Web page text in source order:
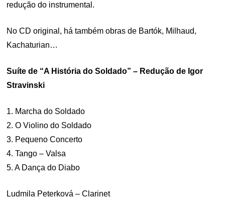
redução do instrumental.
No CD original, há também obras de Bartók, Milhaud,
Kachaturian…
Suíte de “A História do Soldado” – Redução de Igor
Stravinski
1. Marcha do Soldado
2. O Violino do Soldado
3. Pequeno Concerto
4. Tango – Valsa
5. A Dança do Diabo
Ludmila Peterková – Clarinet